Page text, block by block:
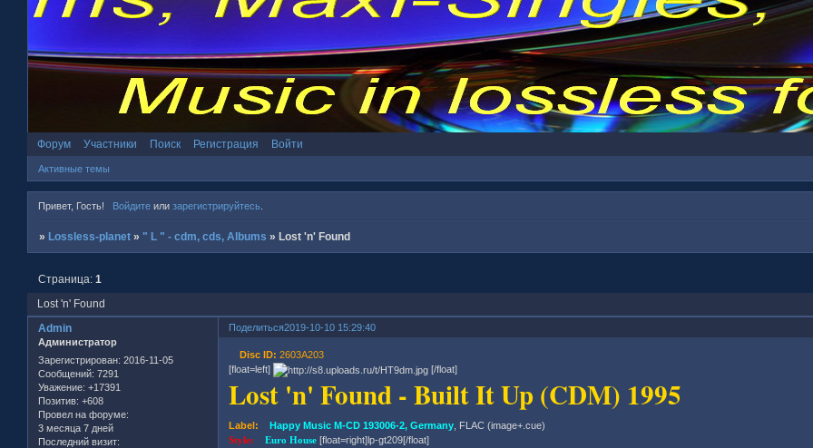
Форум Участники Поиск Регистрация Войти
Активные темы
Привет, Гость! Войдитеили зарегистрируйтесь.
» Lossless-planet » " L " - cdm, cds, Albums » Lost 'n' Found
Lost 'n' Found
Страница:1
Поделиться2019-10-10 15:29:40
Admin
Администратор
Зарегистрирован: 2016-11-05
Сообщений: 7291
Уважение: +17391
Позитив: +608
Провел на форуме:
3 месяца 7 дней
Последний визит:
Disc ID: 2603A203
[float=left]
[/float]
Lost 'n' Found - Built It Up (CDM) 1995
Label: Happy Music M-CD 193006-2, Germany , FLAC (image+.cue)
Style:Euro House[float=right]lp-gt209[/float]